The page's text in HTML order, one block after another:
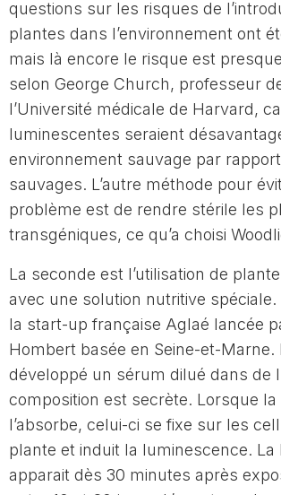
questions sur les risques de
plantes dans l’environnement ont
mais là encore le risque est
selon George Church, professeur
l’Université médicale de Harvard,
luminescentes seraient
environnement sauvage par
sauvages. L’autre méthode pour
problème est de rendre stérile les
transgéniques, ce qu’a choisi
La seconde est l’utilisation de
avec une solution nutritive spéciale.
la start-up française Aglaé lancée
Hombert basée en Seine-et-Marne.
développé un sérum dilué dans de
composition est secrète. Lorsque la
l’absorbe, celui-ci se fixe sur les
plante et induit la luminescence. La
apparait dès 30 minutes après